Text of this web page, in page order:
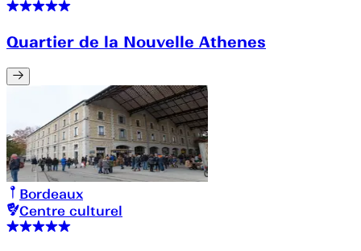
Quartier de la Nouvelle Athenes
Bordeaux
Centre culturel